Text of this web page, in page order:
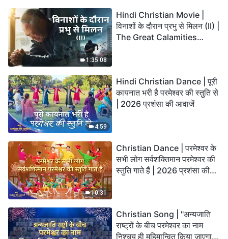
1:35:08
Hindi Christian Movie |
विनाशों के दौरान प्रभु से मिलन (II) |
The Great Calamities
4:59
Hindi Christian Dance | पूरी
कायनात भरी है परमेश्वर की स्तुति से
| 2026 प्रशंसा की आवाजें
10:31
Christian Dance | परमेश्वर के
सभी लोग सर्वशक्तिमान परमेश्वर की
स्तुति गाते हैं | 2026 प्रशंसा की
Christian Song | "अन्यजाति
राष्ट्रों के बीच परमेश्वर का नाम
निश्चय ही महिमान्वित किया जाएगा" |